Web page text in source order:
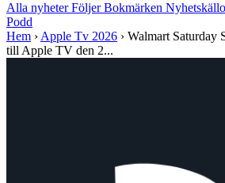
Alla nyheterFöljerBokmärken
Podd
Hem › Apple Tv 2026 › Walmart Saturday
till Apple TV den 2...